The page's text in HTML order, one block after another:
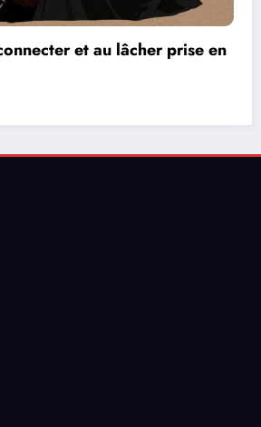
Les réseaux de communication